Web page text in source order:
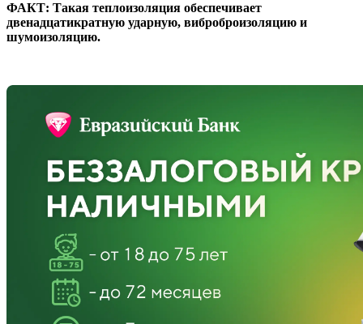
ФАКТ: Такая теплоизоляция обеспечивает
двенадцатикратную ударную, виброброизоляцию и
шумоизоляцию.